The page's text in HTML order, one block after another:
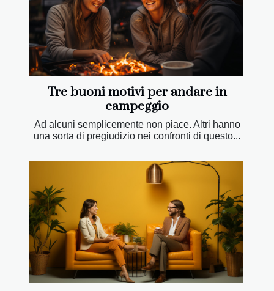
Tre buoni motivi per andare in
campeggio
Ad alcuni semplicemente non piace. Altri hanno
una sorta di pregiudizio nei confronti di questo...